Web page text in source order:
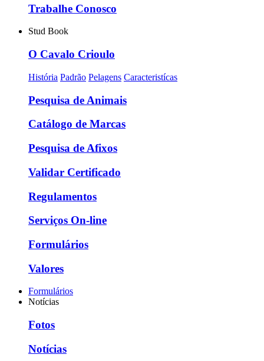
Trabalhe Conosco
Stud Book
O Cavalo Crioulo
História Padrão Pelagens Caracteristícas
Pesquisa de Animais
Catálogo de Marcas
Pesquisa de Afixos
Validar Certificado
Regulamentos
Serviços On-line
Formulários
Valores
Formulários
Notícias
Fotos
Notícias